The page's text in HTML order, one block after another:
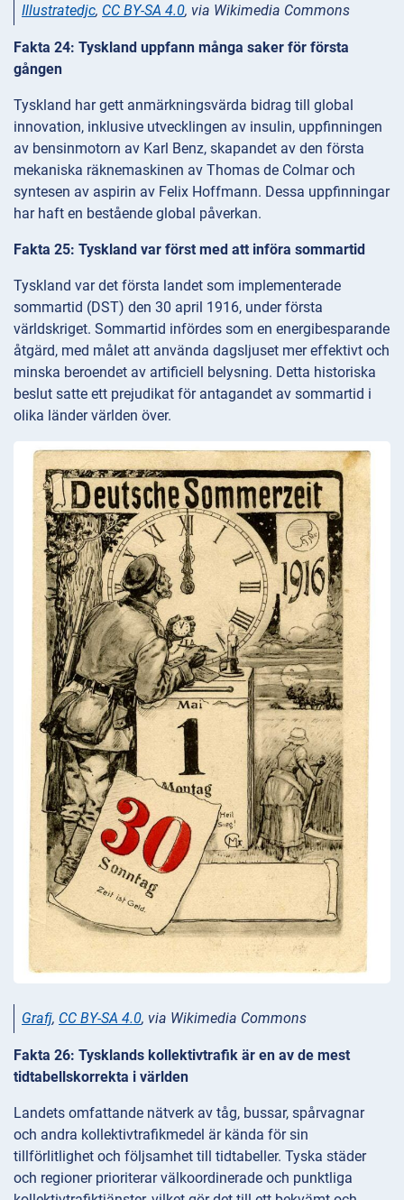
Illustratedjc, CC BY-SA 4.0, via Wikimedia Commons
Fakta 24: Tyskland uppfann många saker för första
gången
Tyskland har gett anmärkningsvärda bidrag till global
innovation, inklusive utvecklingen av insulin, uppfinningen
av bensinmotorn av Karl Benz, skapandet av den första
mekaniska räknemaskinen av Thomas de Colmar och
syntesen av aspirin av Felix Hoffmann. Dessa uppfinningar
har haft en bestående global påverkan.
Fakta 25: Tyskland var först med att införa sommartid
Tyskland var det första landet som implementerade
sommartid (DST) den 30 april 1916, under första
världskriget. Sommartid infördes som en energibesparande
åtgärd, med målet att använda dagsljuset mer effektivt och
minska beroendet av artificiell belysning. Detta historiska
beslut satte ett prejudikat för antagandet av sommartid i
olika länder världen över.
Grafj, CC BY-SA 4.0, via Wikimedia Commons
Fakta 26: Tysklands kollektivtrafik är en av de mest
tidtabellskorrekta i världen
Landets omfattande nätverk av tåg, bussar, spårvagnar
och andra kollektivtrafikmedel är kända för sin
tillförlitlighet och följsamhet till tidtabeller. Tyska städer
och regioner prioriterar välkoordinerade och punktliga